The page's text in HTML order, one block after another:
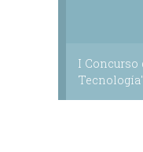
I Concurso
Tecnología"